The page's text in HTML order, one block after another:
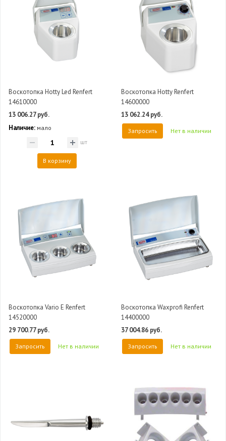
Воскотопка Hotty Led Renfert
14610000
13 006.27 руб.
Наличие: мало
шт
В корзину
Воскотопка Hotty Renfert
14600000
13 062.24 руб.
Запросить Нет в наличии
Воскотопка Vario E Renfert
14520000
29 700.77 руб.
Запросить Нет в наличии
Воскотопка Waxprofi Renfert
14400000
37 004.86 руб.
Запросить Нет в наличии